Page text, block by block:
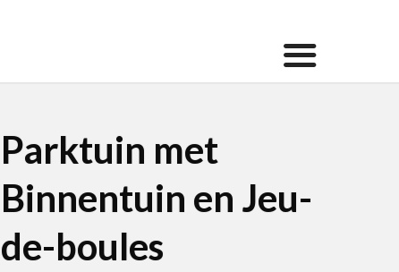
Parktuin met
Binnentuin en Jeu-
de-boules